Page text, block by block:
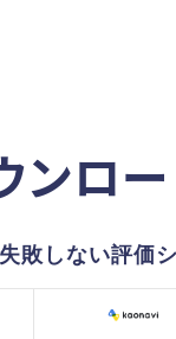
ンロ
失敗しない評価